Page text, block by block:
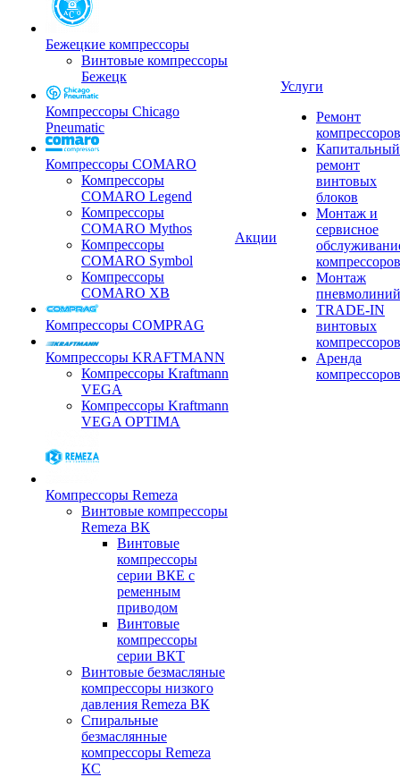
Бежецкие компрессоры
Винтовые компрессоры
Бежецк
Компрессоры Chicago
Pneumatic
Компрессоры COMARO
Компрессоры
COMARO Legend
Компрессоры
COMARO Mythos
Компрессоры
COMARO Symbol
Компрессоры
COMARO XB
Компрессоры COMPRAG
Компрессоры KRAFTMANN
Компрессоры Kraftmann
VEGA
Компрессоры Kraftmann
VEGA OPTIMA
Компрессоры Remeza
Винтовые компрессоры
Remeza ВК
Винтовые
компрессоры
серии ВКЕ с
ременным
приводом
Винтовые
компрессоры
серии ВКТ
Винтовые безмасляные
компрессоры низкого
давления Remeza ВК
Спиральные
безмаслянные
компрессоры Remeza
КС
Акции
Услуги
Ремонт
компрессоров
Капитальный
ремонт
винтовых
блоков
Монтаж и
сервисное
компрессоров
Монтаж
пневмолиний
TRADE-IN
винтовых
компрессоров
Аренда
компрессоров